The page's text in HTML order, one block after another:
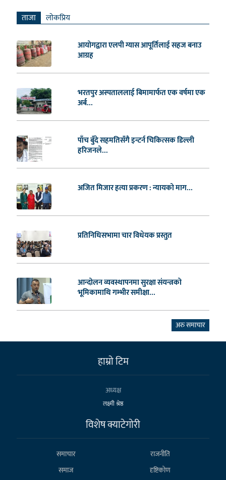
ताजा लाेकप्रिय
आयोगद्वारा एलपी ग्यास आपूर्तिलाई सहज बनाउ
आग्रह
भरतपुर अस्पताललाई बिमामार्फत एक वर्षमा एक
अर्ब...
पाँच बुँदे सहमतिसँगै इन्टर्न चिकित्सक डिल्ली
हरिजनले...
अजित मिजार हत्या प्रकरण : न्यायको माग...
प्रतिनिधिसभामा चार विधेयक प्रस्तुत
आन्दोलन व्यवस्थापनमा सुरक्षा संयन्त्रको
भूमिकामाथि गम्भीर समीक्षा...
अरु समाचार
हाम्राे टिम
अध्यक्ष
लक्ष्मी श्रेष्ठ
विशेष क्याटेगाेरी
समाचार
राजनीति
समाज
दृष्टिकोण